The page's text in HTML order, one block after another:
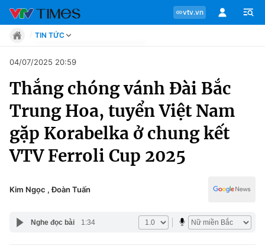
vtv.vn
Chuyên mục
Tin tức
Move
Phong cách
Chân dung
TIN TỨC
Move
Phong cách
Chân dung
Sự kiện
Bóng đá
Các môn khác
Bên lề
04/07/2025 20:59
Thắng chóng vánh Đài Bắc
Trung Hoa, tuyển Việt Nam
gặp Korabelka ở chung kết
VTV Ferroli Cup 2025
Kim Ngọc , Đoàn Tuấn
Nghe đọc bài 1:34